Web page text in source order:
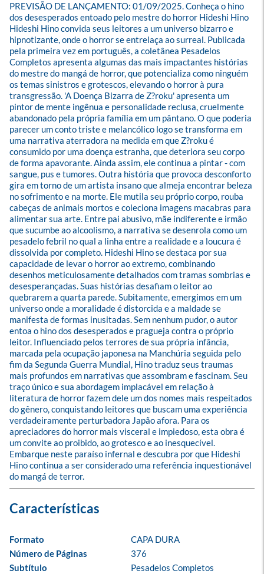
PREVISÃO DE LANÇAMENTO: 01/09/2025. Conheça o hino
dos desesperados entoado pelo mestre do horror Hideshi Hino
Hideshi Hino convida seus leitores a um universo bizarro e
hipnotizante, onde o horror se entrelaça ao surreal. Publicada
pela primeira vez em português, a coletânea Pesadelos
Completos apresenta algumas das mais impactantes histórias
do mestre do mangá de horror, que potencializa como ninguém
os temas sinistros e grotescos, elevando o horror à pura
transgressão. 'A Doença Bizarra de Z?roku' apresenta um
pintor de mente ingênua e personalidade reclusa, cruelmente
abandonado pela própria família em um pântano. O que poderia
parecer um conto triste e melancólico logo se transforma em
uma narrativa aterradora na medida em que Z?roku é
consumido por uma doença estranha, que deteriora seu corpo
de forma apavorante. Ainda assim, ele continua a pintar - com
sangue, pus e tumores. Outra história que provoca desconforto
gira em torno de um artista insano que almeja encontrar beleza
no sofrimento e na morte. Ele mutila seu próprio corpo, rouba
cabeças de animais mortos e coleciona imagens macabras para
alimentar sua arte. Entre pai abusivo, mãe indiferente e irmão
que sucumbe ao alcoolismo, a narrativa se desenrola como um
pesadelo febril no qual a linha entre a realidade e a loucura é
dissolvida por completo. Hideshi Hino se destaca por sua
capacidade de levar o horror ao extremo, combinando
desenhos meticulosamente detalhados com tramas sombrias e
desesperançadas. Suas histórias desafiam o leitor ao
quebrarem a quarta parede. Subitamente, emergimos em um
universo onde a moralidade é distorcida e a maldade se
manifesta de formas inusitadas. Sem nenhum pudor, o autor
entoa o hino dos desesperados e pragueja contra o próprio
leitor. Influenciado pelos terrores de sua própria infância,
marcada pela ocupação japonesa na Manchúria seguida pelo
fim da Segunda Guerra Mundial, Hino traduz seus traumas
mais profundos em narrativas que assombram e fascinam. Seu
traço único e sua abordagem implacável em relação à
literatura de horror fazem dele um dos nomes mais respeitados
do gênero, conquistando leitores que buscam uma experiência
verdadeiramente perturbadora Japão afora. Para os
apreciadores do horror mais visceral e impiedoso, esta obra é
um convite ao proibido, ao grotesco e ao inesquecível.
Embarque neste paraíso infernal e descubra por que Hideshi
Hino continua a ser considerado uma referência inquestionável
do mangá de terror.
Formato
CAPA DURA
Número de Páginas
376
Subtítulo
Pesadelos Completos